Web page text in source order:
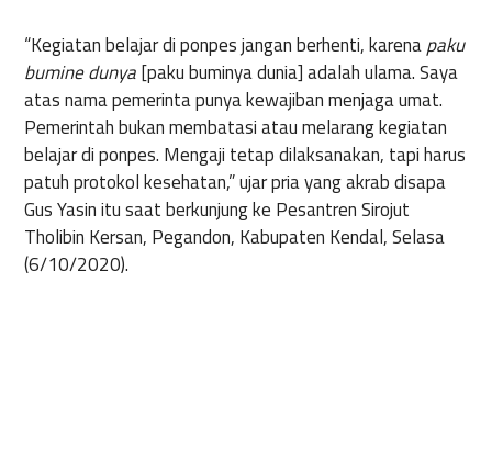
“Kegiatan belajar di ponpes jangan berhenti, karenapaku
bumine dunya[paku buminya dunia] adalah ulama. Saya
atas nama pemerinta punya kewajiban menjaga umat.
Pemerintah bukan membatasi atau melarang kegiatan
belajar di ponpes. Mengaji tetap dilaksanakan, tapi harus
patuh protokol kesehatan,” ujar pria yang akrab disapa
Gus Yasin itu saat berkunjung ke Pesantren Sirojut
Tholibin Kersan, Pegandon, Kabupaten Kendal, Selasa
(6/10/2020).